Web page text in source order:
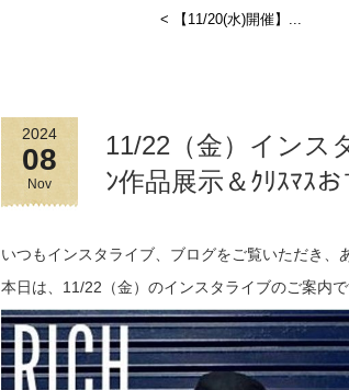
< 【11/20(水)開催】...
2024
08
Nov
11/22（金）インス
ﾝ作品展示＆ｸﾘｽﾏｽ
いつもインスタライブ、ブログをご覧いただき、
本日は、11/22（金）のインスタライブのご案内で